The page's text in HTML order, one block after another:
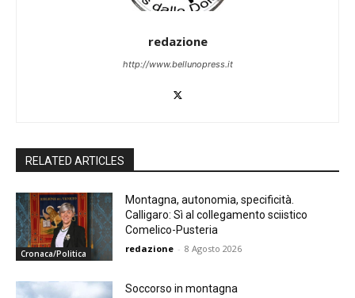
redazione
http://www.bellunopress.it
RELATED ARTICLES
Cronaca/Politica
Montagna, autonomia, specificità.
Calligaro: Sì al collegamento sciistico
Comelico-Pusteria
redazione - 8 Agosto 2026
Soccorso in montagna